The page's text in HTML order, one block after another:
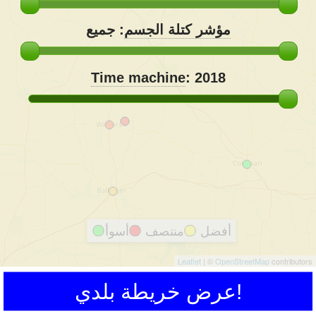
أفضل منتصف أسوأ
Leaflet | © OpenStreetMapcontributors
مؤشر كتلة الجسم:جميع
Time machine: 2018
عرض خريطة بلدي!